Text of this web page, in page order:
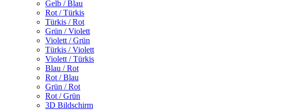
Gelb / Blau
Rot / Türkis
Türkis / Rot
Grün / Violett
Violett / Grün
Türkis / Violett
Violett / Türkis
Blau / Rot
Rot / Blau
Grün / Rot
Rot / Grün
3D Bildschirm